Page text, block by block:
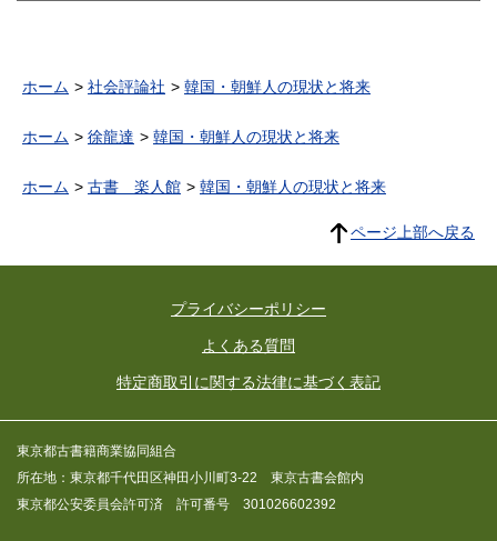
ホーム 社会評論社 韓国・朝鮮人の現状と将来
ホーム 徐龍達 韓国・朝鮮人の現状と将来
ホーム 古書 楽人館 韓国・朝鮮人の現状と将来
ページ上部へ戻る
プライバシーポリシー
よくある質問
特定商取引に関する法律に基づく表記
東京都古書籍商業協同組合
所在地：東京都千代田区神田小川町3-22 東京古書会館内
東京都公安委員会許可済 許可番号 301026602392